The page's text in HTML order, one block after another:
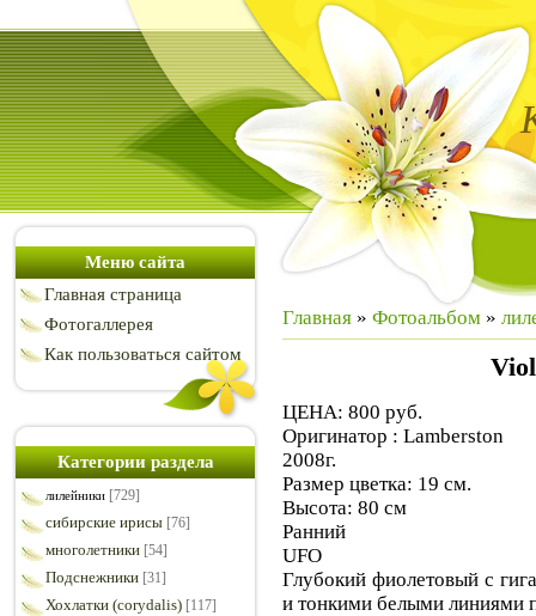
Меню сайта
Главная страница
Фотогаллерея
Как пользоваться сайтом
Категории раздела
лилейники [729]
сибирские ирисы [76]
многолетники [54]
Подснежники [31]
Хохлатки (corydalis) [117]
Главная » Фотоальбом »
ЦЕНА: 800 руб.
Оригинатор : Lamberston
2008г.
Размер цветка: 19 см.
Высота: 80 см
Ранний
UFO
Глубокий фиолетовый с
и тонкими белыми линиями